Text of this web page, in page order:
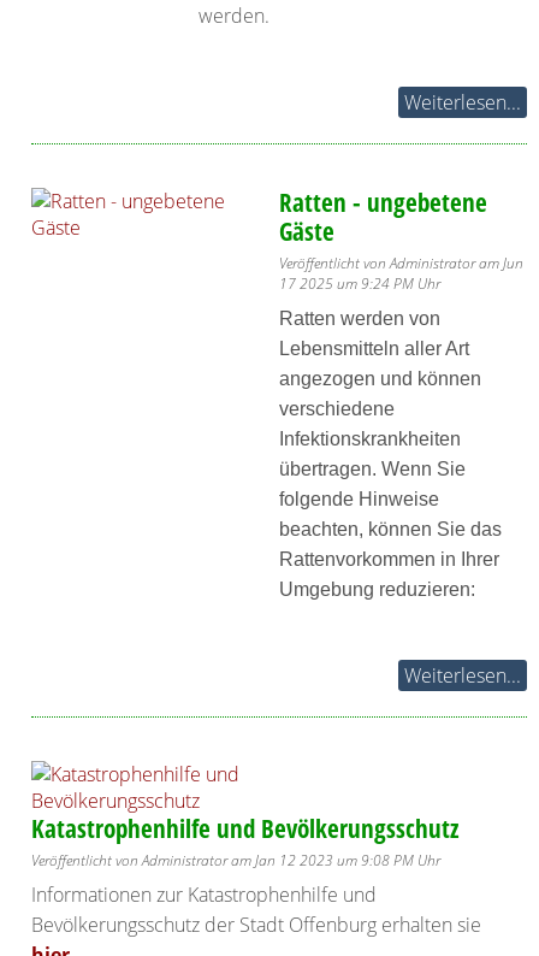
werden.
Weiterlesen...
Ratten - ungebetene
Gäste
Veröffentlicht von Administrator am Jun
17 2025 um 9:24 PM Uhr
Ratten werden von
Lebensmitteln aller Art
angezogen und können
verschiedene
Infektionskrankheiten
übertragen. Wenn Sie
folgende Hinweise
beachten, können Sie das
Rattenvorkommen in Ihrer
Umgebung reduzieren:
Weiterlesen...
Katastrophenhilfe und Bevölkerungsschutz
Veröffentlicht von Administrator am Jan 12 2023 um 9:08 PM Uhr
Informationen zur Katastrophenhilfe und
Bevölkerungsschutz der Stadt Offenburg erhalten sie